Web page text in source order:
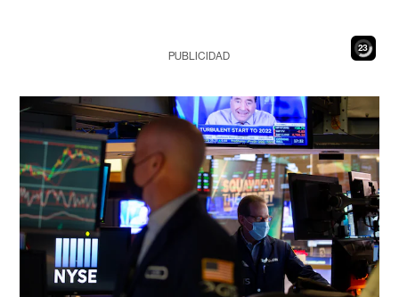
21
PUBLICIDAD